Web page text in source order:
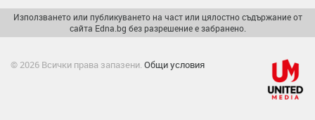
Използването или публикуването на част или цялостно съдържание от
сайта Edna.bg без разрешение е забранено.
© 2026 Всички права запазени. Общи условия